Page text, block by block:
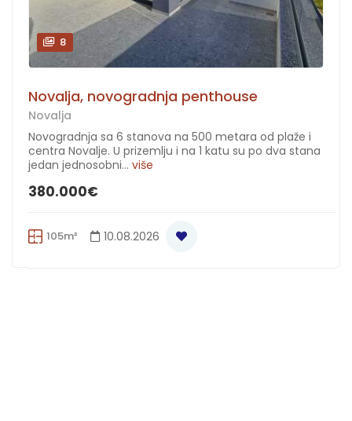
8
Novalja, novogradnja penthouse
Novalja
Novogradnja sa 6 stanova na 500 metara od plaže i
centra Novalje. U prizemlju i na 1 katu su po dva stana
jedan jednosobni... više
380.000€
105m² 10.08.2026